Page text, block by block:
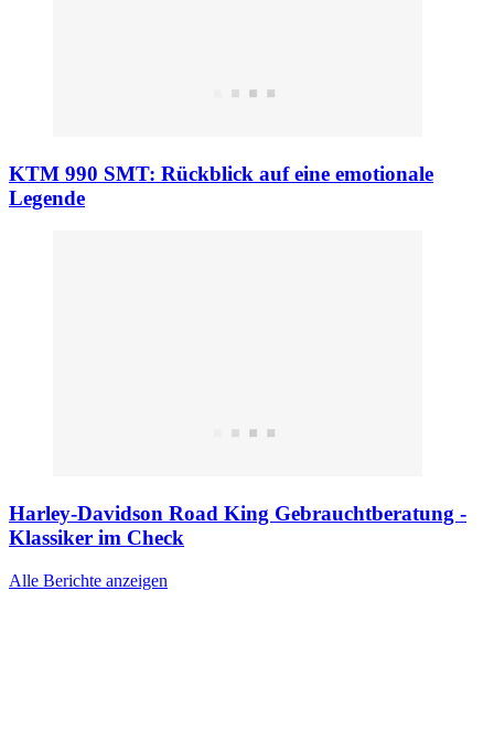
KTM 990 SMT: Rückblick auf eine emotionale
Legende
Harley-Davidson Road King Gebrauchtberatung -
Klassiker im Check
Alle Berichte anzeigen